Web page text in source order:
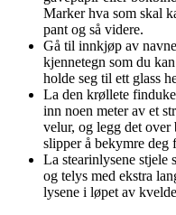
Marker hva som skal
pant og så videre.
Gå til innkjøp av
kjennetegn som du
holde seg til ett glass
La den krøllete
inn noen meter av et
velur, og legg det
slipper å bekymre
La stearinlysene
og telys med ekstra
lysene i løpet av